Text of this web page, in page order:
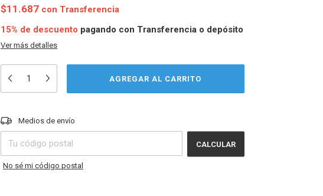
$11.687 con Transferencia
15% de descuento pagando con Transferencia o depósito
Ver más detalles
Entregas para el CP:
Medios de envío
CALCULAR
No sé mi código postal